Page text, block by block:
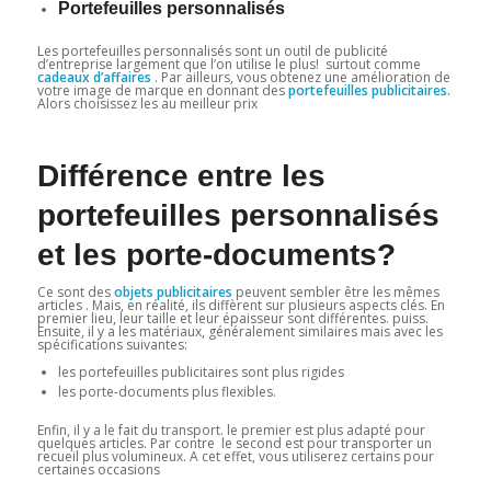
Portefeuilles personnalisés
Les portefeuilles personnalisés sont un outil de publicité
d’entreprise largement que l’on utilise le plus! surtout comme
cadeaux d’affaires . Par ailleurs, vous obtenez une amélioration de
votre image de marque en donnant desportefeuilles publicitaires.
Alors choisissez les au meilleur prix
Différence entre les
portefeuilles personnalisés
et les porte-documents?
Ce sont desobjets publicitaires peuvent sembler être les mêmes
articles . Mais, en réalité, ils diffèrent sur plusieurs aspects clés. En
premier lieu, leur taille et leur épaisseur sont différentes. puiss.
Ensuite, il y a les matériaux, généralement similaires mais avec les
spécifications suivantes:
les portefeuilles publicitaires sont plus rigides
les porte-documents plus flexibles.
Enfin, il y a le fait du transport. le premier est plus adapté pour
quelques articles. Par contre le second est pour transporter un
recueil plus volumineux. A cet effet, vous utiliserez certains pour
certaines occasions